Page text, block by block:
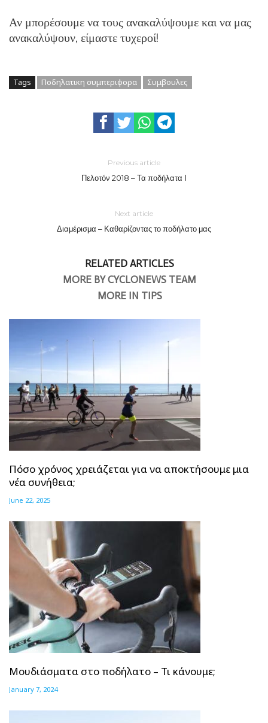
Αν μπορέσουμε να τους ανακαλύψουμε και να μας
ανακαλύψουν, είμαστε τυχεροί!
Tags Ποδηλατικη συμπεριφορα Συμβουλες
Previous article
Πελοτόν 2018 – Τα ποδήλατα Ι
Next article
Διαμέρισμα – Καθαρίζοντας το ποδήλατο μας
RELATED ARTICLES
MORE BY CYCLONEWS TEAM
MORE IN TIPS
Πόσο χρόνος χρειάζεται για να αποκτήσουμε μια
νέα συνήθεια;
June 22, 2025
Μουδιάσματα στο ποδήλατο – Τι κάνουμε;
January 7, 2024